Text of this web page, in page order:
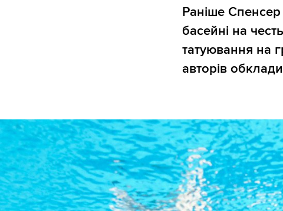
Раніше
басейні на
татуювання на
авторів